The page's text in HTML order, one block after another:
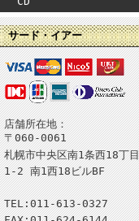
サード・イアー
店舗所在地：
〒060-0061
札幌市中央区南1条西18丁目
1-2 南1西18ビルBF
TEL:011-613-0327